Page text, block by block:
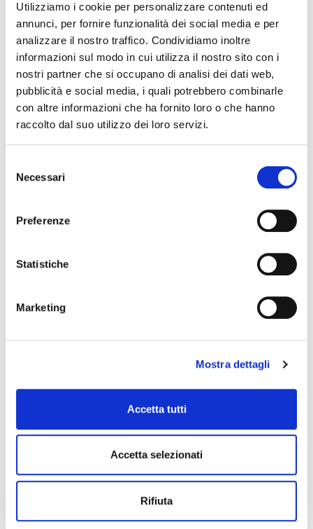
Utilizziamo i cookie per personalizzare contenuti ed
annunci, per fornire funzionalità dei social media e per
analizzare il nostro traffico. Condividiamo inoltre
informazioni sul modo in cui utilizza il nostro sito con i
nostri partner che si occupano di analisi dei dati web,
pubblicità e social media, i quali potrebbero combinarle
con altre informazioni che ha fornito loro o che hanno
raccolto dal suo utilizzo dei loro servizi.
delNecessari
Preferenze
Statistiche
Marketing
Mostra dettagli
Accetta tutti
Accetta selezionati
Rifiuta
event you can write toinfotur@comune.fe.it.